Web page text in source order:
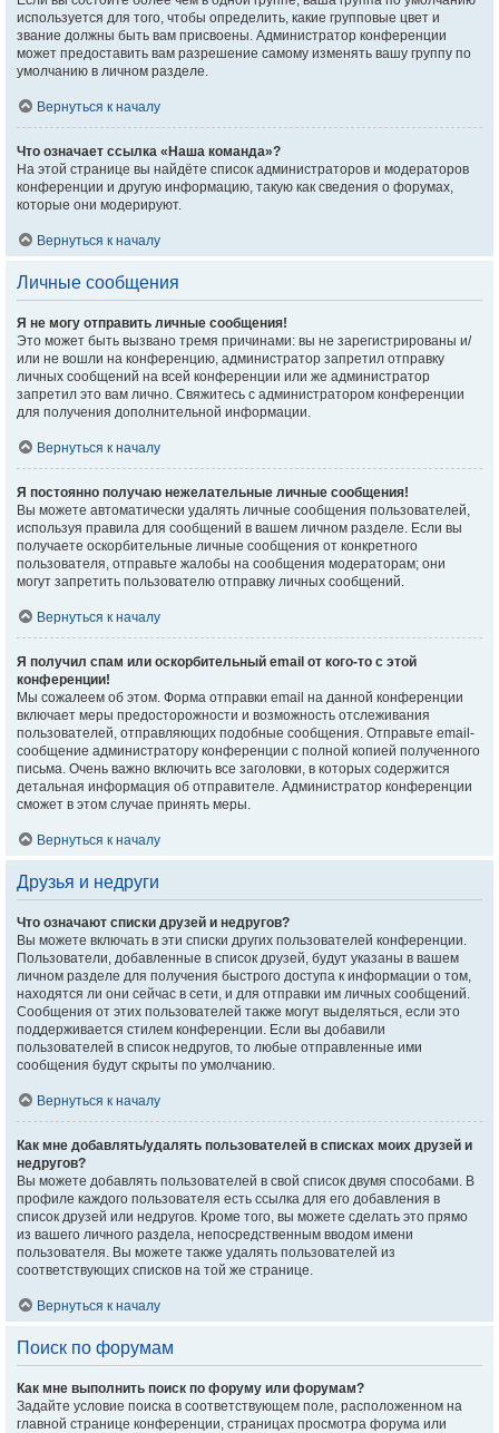
используется для того, чтобы определить, какие групповые цвет и
звание должны быть вам присвоены. Администратор конференции
может предоставить вам разрешение самому изменять вашу группу по
умолчанию в личном разделе.
Вернуться к началу
Что означает ссылка «Наша команда»?
На этой странице вы найдёте список администраторов и модераторов
конференции и другую информацию, такую как сведения о форумах,
которые они модерируют.
Вернуться к началу
Личные сообщения
Я не могу отправить личные сообщения!
Это может быть вызвано тремя причинами: вы не зарегистрированы и/
или не вошли на конференцию, администратор запретил отправку
личных сообщений на всей конференции или же администратор
запретил это вам лично. Свяжитесь с администратором конференции
для получения дополнительной информации.
Вернуться к началу
Я постоянно получаю нежелательные личные сообщения!
Вы можете автоматически удалять личные сообщения пользователей,
используя правила для сообщений в вашем личном разделе. Если вы
получаете оскорбительные личные сообщения от конкретного
пользователя, отправьте жалобы на сообщения модераторам; они
могут запретить пользователю отправку личных сообщений.
Вернуться к началу
Я получил спам или оскорбительный email от кого-то с этой
конференции!
Мы сожалеем об этом. Форма отправки email на данной конференции
включает меры предосторожности и возможность отслеживания
пользователей, отправляющих подобные сообщения. Отправьте email-
сообщение администратору конференции с полной копией полученного
письма. Очень важно включить все заголовки, в которых содержится
детальная информация об отправителе. Администратор конференции
сможет в этом случае принять меры.
Вернуться к началу
Друзья и недруги
Что означают списки друзей и недругов?
Вы можете включать в эти списки других пользователей конференции.
Пользователи, добавленные в список друзей, будут указаны в вашем
личном разделе для получения быстрого доступа к информации о том,
находятся ли они сейчас в сети, и для отправки им личных сообщений.
Сообщения от этих пользователей также могут выделяться, если это
поддерживается стилем конференции. Если вы добавили
пользователей в список недругов, то любые отправленные ими
сообщения будут скрыты по умолчанию.
Вернуться к началу
Как мне добавлять/удалять пользователей в списках моих друзей и
недругов?
Вы можете добавлять пользователей в свой список двумя способами. В
профиле каждого пользователя есть ссылка для его добавления в
список друзей или недругов. Кроме того, вы можете сделать это прямо
из вашего личного раздела, непосредственным вводом имени
пользователя. Вы можете также удалять пользователей из
соответствующих списков на той же странице.
Вернуться к началу
Поиск по форумам
Как мне выполнить поиск по форуму или форумам?
Задайте условие поиска в соответствующем поле, расположенном на
главной странице конференции, страницах просмотра форума или